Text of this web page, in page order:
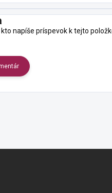
kto napíše príspevok k tejto